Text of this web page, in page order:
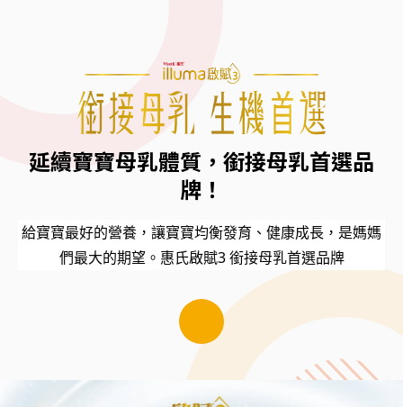
延續寶寶母乳體質，銜接母乳首選品
牌！
給寶寶最好的營養，讓寶寶均衡發育、健康成長，是媽媽
們最大的期望。 惠氏啟賦3 銜接母乳首選品牌